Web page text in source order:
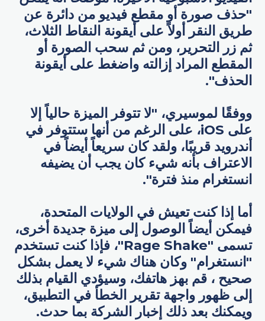
"حذف صورة أو مقطع فيديو من دائرة عن
طريق النقر أولاً على أيقونة النقاط الثلاث،
ثم زر التحرير، ومن ثم سحب الصورة أو
المقطع المراد إزالته واضغط على أيقونة
الحذف".
ووفقًا لموسيري، "لا تتوفر الميزة حالياً إلا
على iOS، على الرغم من أنها ستتوفر في
أندرويد قريبًا، ولقد كان سريعاً أيضاً في
الاعتراف بأنه شيء كان يجب أن يضيفه
انستغرام منذ فترة".
أما إذا كنت تعيش في الولايات المتحدة،
فيمكن أيضاً الوصول إلى ميزة جديدة أخرى،
تسمى "Rage Shake"، فإذا كنت تستخدم
"انستغرام" وكان هناك شيء لا يعمل بشكل
صحيح ، قم بهز هاتفك، وسيؤدي القيام بذلك
إلى ظهور واجهة تقرير الخطأ في التطبيق،
ويمكنك بعد ذلك إخبار الشركة بما حدث.